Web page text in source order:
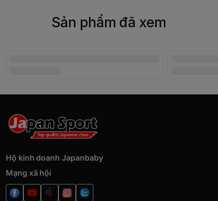
Sản phẩm đã xem
Hộ kinh doanh Japanbaby
Mạng xã hội